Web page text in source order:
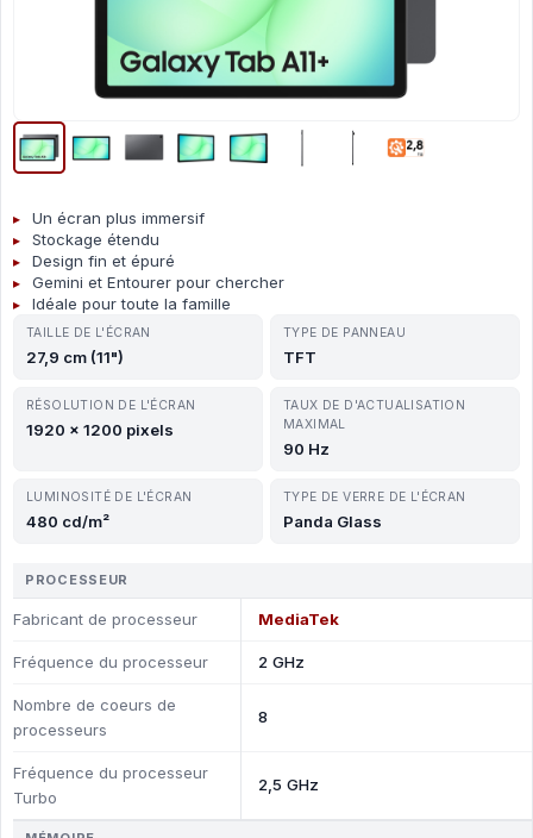
Un écran plus immersif
Stockage étendu
Design fin et épuré
Gemini et Entourer pour chercher
Idéale pour toute la famille
TAILLE DE L'ÉCRAN
27,9 cm (11")
TYPE DE PANNEAU
TFT
RÉSOLUTION DE L'ÉCRAN
1920 x 1200 pixels
TAUX DE D'ACTUALISATION
MAXIMAL
90 Hz
LUMINOSITÉ DE L'ÉCRAN
480 cd/m²
TYPE DE VERRE DE L'ÉCRAN
Panda Glass
PROCESSEUR
Fabricant de processeur MediaTek
Fréquence du processeur 2 GHz
Nombre de coeurs de
processeurs
8
Fréquence du processeur
Turbo
2,5 GHz